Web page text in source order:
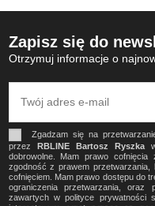
Zapisz się do
Otrzymuj informacje o
Zgadzam się na
przez
RBLINE Bartosz Ryszkaw
dobrowolne. Mam prawo
zgodność z prawem
cofnięciem. Mam prawo dostępu do
ograniczenia przetwarzania,
zawartych w polityce prywatności